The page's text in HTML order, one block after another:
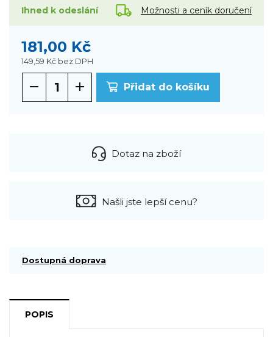
Ihned k odeslání Možnosti a ceník doručení
181,00 Kč
149,59 Kč bez DPH
Přidat do košíku
Dotaz na zboží
Našli jste lepší cenu?
Dostupná doprava
POPIS